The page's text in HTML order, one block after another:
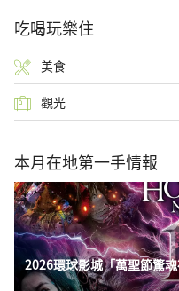
吃喝玩樂住
美食
觀光
本月在地第一手情報
2026環球影城「萬聖節驚